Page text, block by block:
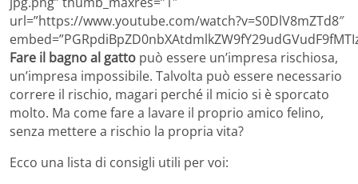
url=”https://www.youtube.com/watch?v=S0DlV8mZTd8″
Fare il bagno al gatto può essere un’impresa rischiosa,
un’impresa impossibile. Talvolta può essere necessario
correre il rischio, magari perché il micio si è sporcato
molto. Ma come fare a lavare il proprio amico felino,
senza mettere a rischio la propria vita?
Ecco una lista di consigli utili per voi: